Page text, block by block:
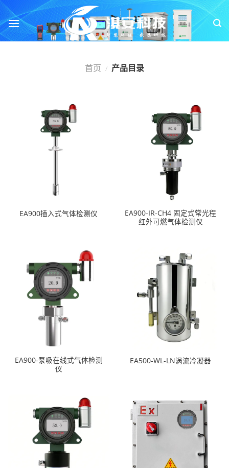
跳
转
到
内
首页 / 产品目录
EA900插入式气体检测仪
EA900-IR-CH4 固定式常光程
红外可燃气体检测仪
EA900-泵吸在线式气体检测
仪
EA500-WL-LN涡流冷凝器